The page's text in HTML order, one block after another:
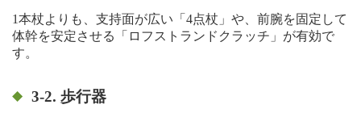
1本杖よりも、支持面が広い「4点杖」や、前腕を固定して
体幹を安定させる「ロフストランドクラッチ」が有効で
す。
3-2. 歩行器